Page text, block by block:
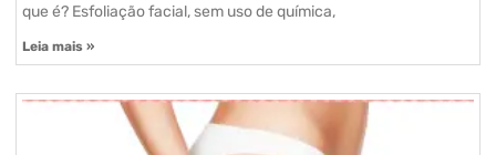
que é? Esfoliação facial, sem uso de química,
Leia mais »